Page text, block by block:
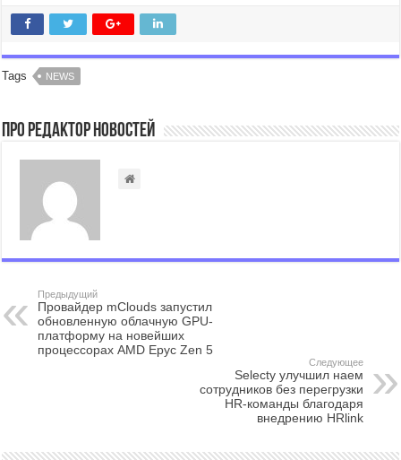
Tags NEWS
Про Редактор Новостей
Предыдущий
Провайдер mClouds запустил
обновленную облачную GPU-
платформу на новейших
процессорах AMD Epyc Zen 5
Следующее
Selecty улучшил наем
сотрудников без перегрузки
HR-команды благодаря
внедрению HRlink